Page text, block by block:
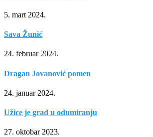
5. mart 2024.
Sava Žunić
24. februar 2024.
Dragan Jovanović pomen
24. januar 2024.
Užice je grad u odumiranju
27. oktobar 2023.